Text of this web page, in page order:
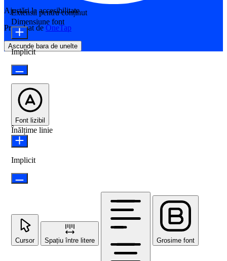
Ajustări la accesibilitate
Propulsat de OneTap
Ascunde bara de unelte
Extensii pentru conținut
Dimensiune font
Implicit
Font lizibil
Înălțime linie
Implicit
Cursor Spațiu între litere Grosime font